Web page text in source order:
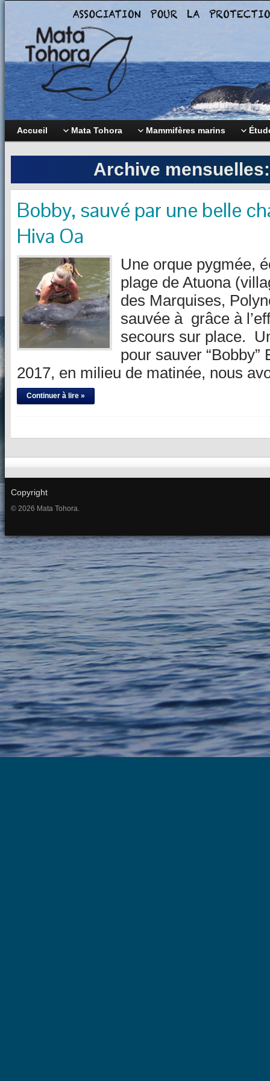
Accueil Mata Tohora Mammifères marins
Archive
Bobby, sauvé par une belle
Hiva Oa
Une orque pygmée,
plage de Atuona
des Marquises,
sauvée à grâce à
secours sur place.
pour sauver
2017, en milieu de matinée, nous
Continuer à lire »
Copyright
© 2026 Mata Tohora.